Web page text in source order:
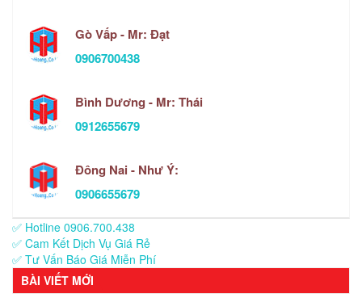
Gò Vấp - Mr: Đạt
0906700438
Bình Dương - Mr: Thái
0912655679
Đông Nai - Như Ý:
0906655679
✅ Hotline 0906.700.438
✅ Cam Kết Dịch Vụ Giá Rẻ
✅ Tư Vấn Báo Giá Miễn Phí
BÀI VIẾT MỚI